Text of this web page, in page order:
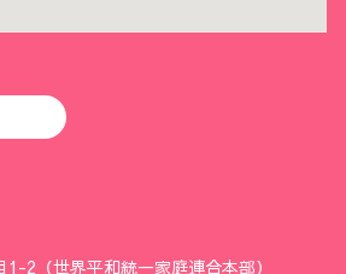
2（世界平和統一家庭連合本部）